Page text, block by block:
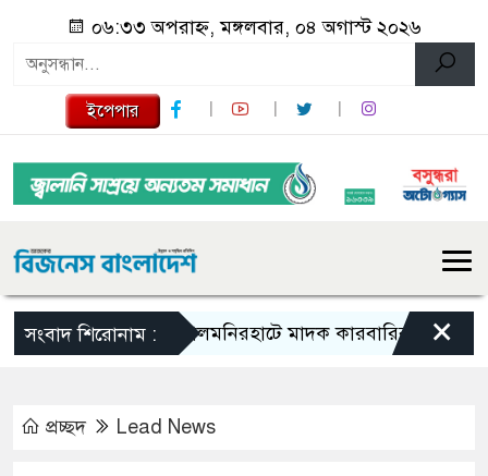
০৬:৩৩ অপরাহ্ন, মঙ্গলবার, ০৪ অগাস্ট ২০২৬
ইপেপার
সংবাদ শিরোনাম :লালমনিরহাটে মাদক কারবারির ১০ বছর সশ্রম
×
প্রচ্ছদ Lead News